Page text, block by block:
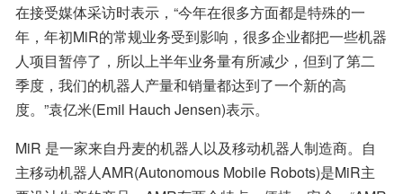
在接受媒体采访时表示，“今年在很多方面都是特殊的一
年，年初MiR的常规业务受到影响，很多企业都把一些机器
人项目暂停了，所以上半年业务量有所减少，但到了第二
季度，我们的机器人产量和销量都达到了一个新的高
度。”袁亿米(Emil Hauch Jensen)表示。
MiR 是一家来自丹麦的机器人以及移动机器人制造商。自
主移动机器人AMR(Autonomous Mobile Robots)是MiR主